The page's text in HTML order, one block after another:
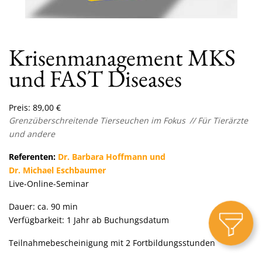
Krisenmanagement MKS
und FAST Diseases
Preis: 89,00 €
Grenzüberschreitende Tierseuchen im Fokus // Für Tierärzte
und andere
Referenten: Dr. Barbara Hoffmann und
Dr. Michael Eschbaumer
Live-Online-Seminar
Dauer: ca. 90 min
Verfügbarkeit: 1 Jahr ab Buchungsdatum
Teilnahmebescheinigung mit 2 Fortbildungsstunden